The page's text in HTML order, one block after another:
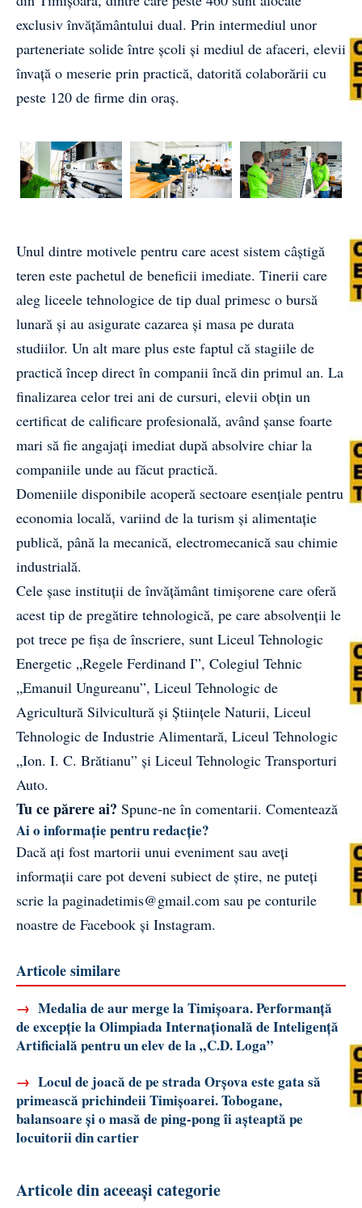
exclusiv învățământului dual. Prin intermediul unor
parteneriate solide între școli și mediul de afaceri, elevii
învață o meserie prin practică, datorită colaborării cu
peste 120 de firme din oraș.
Unul dintre motivele pentru care acest sistem câștigă
teren este pachetul de beneficii imediate. Tinerii care
aleg liceele tehnologice de tip dual primesc o bursă
lunară și au asigurate cazarea și masa pe durata
studiilor. Un alt mare plus este faptul că stagiile de
practică încep direct în companii încă din primul an. La
finalizarea celor trei ani de cursuri, elevii obțin un
certificat de calificare profesională, având șanse foarte
mari să fie angajați imediat după absolvire chiar la
companiile unde au făcut practică.
Domeniile disponibile acoperă sectoare esențiale pentru
economia locală, variind de la turism și alimentație
publică, până la mecanică, electromecanică sau chimie
industrială.
Cele șase instituții de învățământ timișorene care oferă
acest tip de pregătire tehnologică, pe care absolvenții le
pot trece pe fișa de înscriere, sunt Liceul Tehnologic
Energetic „Regele Ferdinand I”, Colegiul Tehnic
„Emanuil Ungureanu”, Liceul Tehnologic de
Agricultură Silvicultură și Științele Naturii, Liceul
Tehnologic de Industrie Alimentară, Liceul Tehnologic
„Ion. I. C. Brătianu” și Liceul Tehnologic Transporturi
Auto.
Tu ce părere ai? Spune-ne în comentarii. Comentează
Ai o informație pentru redacție?
Dacă ați fost martorii unui eveniment sau aveți
informații care pot deveni subiect de știre, ne puteți
scrie la paginadetimis@gmail.com sau pe conturile
noastre de Facebook și Instagram.
Articole similare
→ Medalia de aur merge la Timișoara. Performanță
de excepție la Olimpiada Internațională de Inteligență
Artificială pentru un elev de la „C.D. Loga”
→ Locul de joacă de pe strada Orșova este gata să
primească prichindeii Timișoarei. Tobogane,
balansoare și o masă de ping-pong îi așteaptă pe
locuitorii din cartier
Articole din aceeași categorie